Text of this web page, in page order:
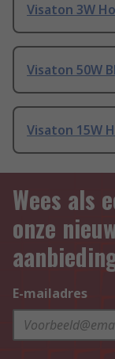
Visaton 3W
Visaton 50W
Visaton 15W
Wees als
onze
E-mailadres